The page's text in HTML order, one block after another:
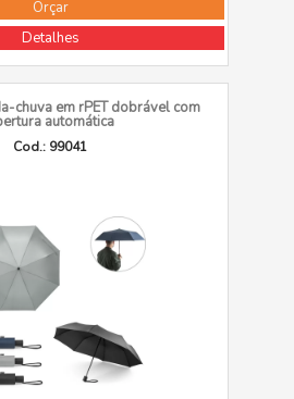
Orçar
Detalhes
chuva em rPET dobrável com
automática
Cod.: 99041